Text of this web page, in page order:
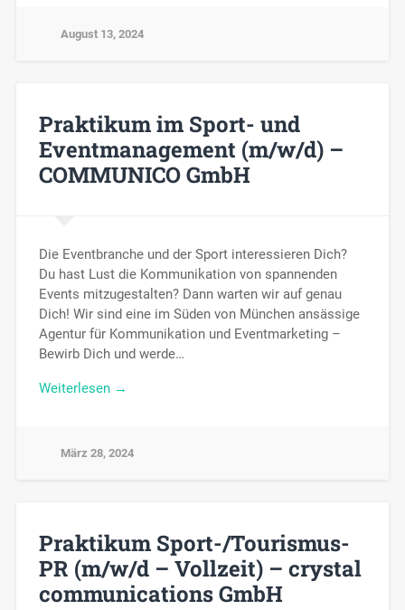
August 13, 2024
Praktikum im Sport- und
Eventmanagement (m/w/d) –
COMMUNICO GmbH
Die Eventbranche und der Sport interessieren Dich?
Du hast Lust die Kommunikation von spannenden
Events mitzugestalten? Dann warten wir auf genau
Dich! Wir sind eine im Süden von München ansässige
Agentur für Kommunikation und Eventmarketing –
Bewirb Dich und werde…
Weiterlesen →
März 28, 2024
Praktikum Sport-/Tourismus-
PR (m/w/d – Vollzeit) – crystal
communications GmbH